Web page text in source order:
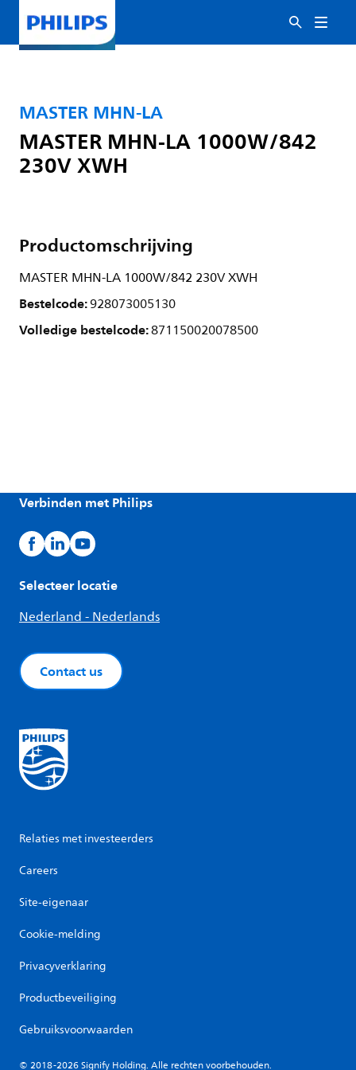
MASTER MHN-LA
MASTER MHN-LA 1000W/842
230V XWH
Productomschrijving
MASTER MHN-LA 1000W/842 230V XWH
Bestelcode:928073005130
Volledige bestelcode:871150020078500
Verbinden met Philips
Selecteer locatie
Nederland - Nederlands
Contact us
Relaties met investeerders
Careers
Site-eigenaar
Cookie-melding
Privacyverklaring
Productbeveiliging
Gebruiksvoorwaarden
© 2018-2026 Signify Holding. Alle rechten voorbehouden.